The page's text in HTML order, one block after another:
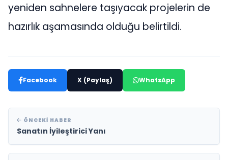
yeniden sahnelere taşıyacak projelerin de
hazırlık aşamasında olduğu belirtildi.
Facebook X (Paylaş) WhatsApp
ÖNCEKI HABER
Sanatın İyileştirici Yanı